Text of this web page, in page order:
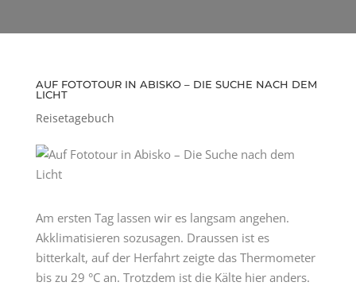
AUF FOTOTOUR IN ABISKO – DIE SUCHE NACH DEM
LICHT
Reisetagebuch
Am ersten Tag lassen wir es langsam angehen.
Akklimatisieren sozusagen. Draussen ist es
bitterkalt, auf der Herfahrt zeigte das Thermometer
bis zu 29 °C an. Trotzdem ist die Kälte hier anders.